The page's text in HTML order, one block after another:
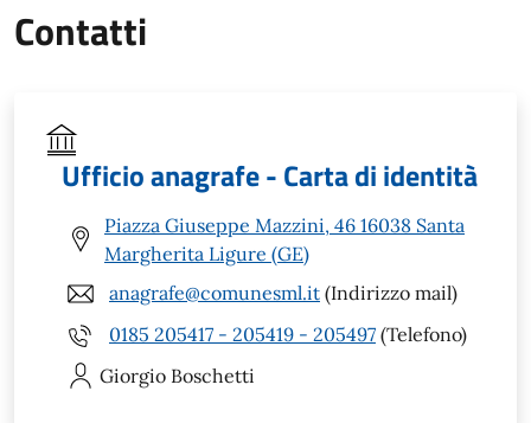
Contatti
Ufficio anagrafe - Carta di identità
Piazza Giuseppe Mazzini, 46 16038 Santa
Margherita Ligure (GE)
anagrafe@comunesml.it (Indirizzo mail)
0185 205417 - 205419 - 205497 (Telefono)
Giorgio Boschetti